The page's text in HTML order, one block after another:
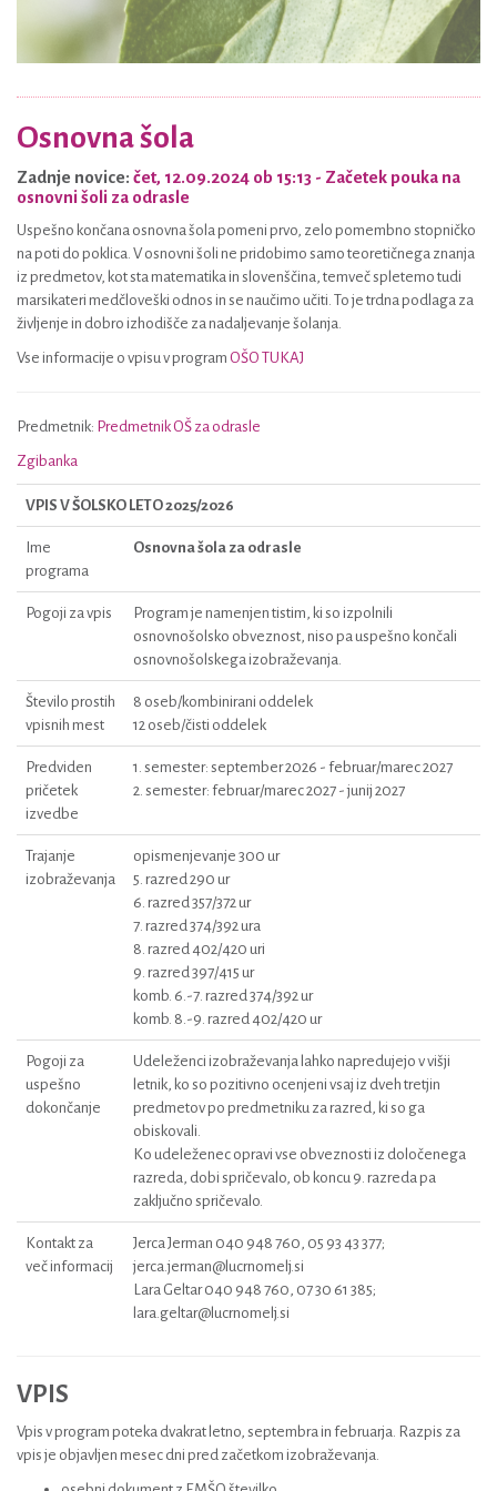
Osnovna šola
Zadnje novice: čet, 12.09.2024 ob 15:13 - Začetek pouka na
osnovni šoli za odrasle
Uspešno končana osnovna šola pomeni prvo, zelo pomembno stopničko
na poti do poklica. V osnovni šoli ne pridobimo samo teoretičnega znanja
iz predmetov, kot sta matematika in slovenščina, temveč spletemo tudi
marsikateri medčloveški odnos in se naučimo učiti. To je trdna podlaga za
življenje in dobro izhodišče za nadaljevanje šolanja.
Vse informacije o vpisu v program OŠO TUKAJ
Predmetnik: Predmetnik OŠ za odrasle
Zgibanka
VPIS V ŠOLSKO LETO 2025/2026
Ime
programa
Osnovna šola za odrasle
Pogoji za vpis
Program je namenjen tistim, ki so izpolnili
osnovnošolsko obveznost, niso pa uspešno končali
osnovnošolskega izobraževanja.
Število prostih
vpisnih mest
8 oseb/kombinirani oddelek
12 oseb/čisti oddelek
Predviden
pričetek
izvedbe
1. semester: september 2026 - februar/marec 2027
2. semester: februar/marec 2027 - junij 2027
Trajanje
izobraževanja
opismenjevanje 300 ur
5. razred 290 ur
6. razred 357/372 ur
7. razred 374/392 ura
8. razred 402/420 uri
9. razred 397/415 ur
komb. 6.-7. razred 374/392 ur
komb. 8.-9. razred 402/420 ur
Pogoji za
uspešno
dokončanje
Udeleženci izobraževanja lahko napredujejo v višji
letnik, ko so pozitivno ocenjeni vsaj iz dveh tretjin
predmetov po predmetniku za razred, ki so ga
obiskovali.
Ko udeleženec opravi vse obveznosti iz določenega
razreda, dobi spričevalo, ob koncu 9. razreda pa
zaključno spričevalo.
Kontakt za
več informacij
Jerca Jerman 040 948 760, 05 93 43 377;
jerca.jerman@lucrnomelj.si
Lara Geltar 040 948 760, 07 30 61 385;
lara.geltar@lucrnomelj.si
VPIS
Vpis v program poteka dvakrat letno, septembra in februarja. Razpis za
vpis je objavljen mesec dni pred začetkom izobraževanja.